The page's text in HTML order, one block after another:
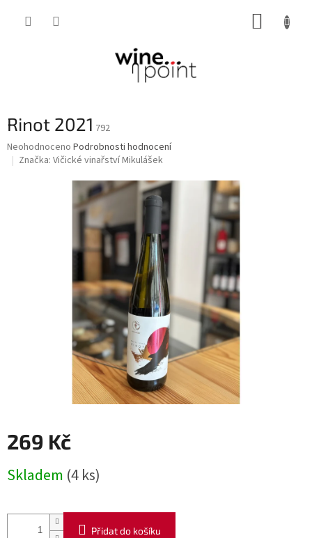
Rinot 2021 792
Průměrné
hodnocení
Neohodnoceno Podrobnosti hodnocení
Značka: Vičické vinařství Mikulášek
269 Kč
cena:
Skladem (4 ks)
Přidat do košíku